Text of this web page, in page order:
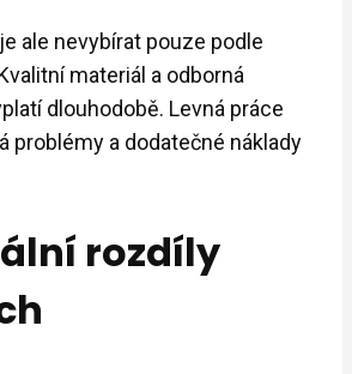
ale nevybírat pouze podle
materiál a odborná
dlouhodobě. Levná práce
problémy a dodatečné náklady
rozdíly